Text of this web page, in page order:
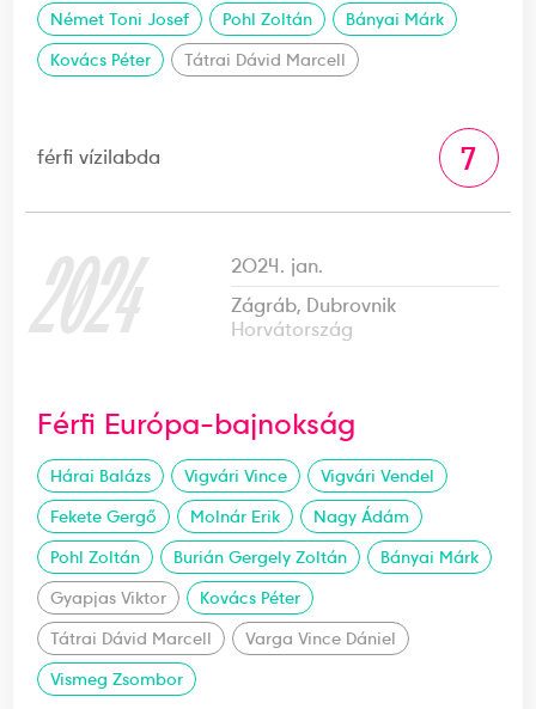
Német Toni Josef
Pohl Zoltán
Bányai Márk
Kovács Péter
Tátrai Dávid Marcell
férfi vízilabda 7
2024
2024. jan.
Zágráb, Dubrovnik
Horvátország
Férfi Európa-bajnokság
Hárai Balázs Vigvári Vince
Vigvári Vendel
Fekete Gergő
Molnár Erik
Nagy Ádám
Pohl Zoltán
Burián Gergely Zoltán
Bányai Márk
Gyapjas Viktor
Kovács Péter
Tátrai Dávid Marcell
Varga Vince Dániel
Vismeg Zsombor